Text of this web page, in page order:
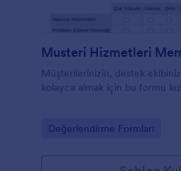
Musteri Hizmetleri
Müşterilerinizin, destek
kolayca almak için bu formu
Go to Category:
Değerlendirme Formları